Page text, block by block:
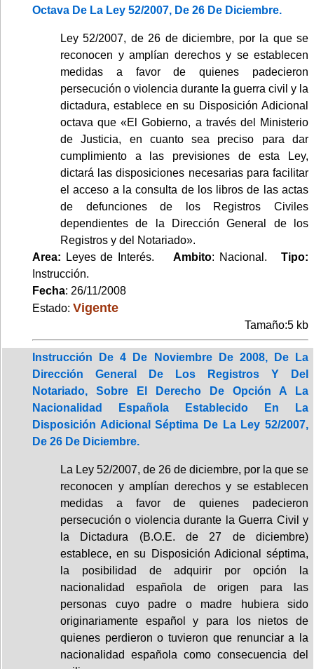
Octava De La Ley 52/2007, De 26 De Diciembre.
Ley 52/2007, de 26 de diciembre, por la que se
reconocen y amplían derechos y se establecen
medidas a favor de quienes padecieron
persecución o violencia durante la guerra civil y la
dictadura, establece en su Disposición Adicional
octava que «El Gobierno, a través del Ministerio
de Justicia, en cuanto sea preciso para dar
cumplimiento a las previsiones de esta Ley,
dictará las disposiciones necesarias para facilitar
el acceso a la consulta de los libros de las actas
de defunciones de los Registros Civiles
dependientes de la Dirección General de los
Registros y del Notariado».
Area: Leyes de Interés.Ambito: Nacional.Tipo:
Instrucción.
Fecha: 26/11/2008
Estado: Vigente
Tamaño:5 kb
Instrucción De 4 De Noviembre De 2008, De La
Dirección General De Los Registros Y Del
Notariado, Sobre El Derecho De Opción A La
Nacionalidad Española Establecido En La
Disposición Adicional Séptima De La Ley 52/2007,
De 26 De Diciembre.
La Ley 52/2007, de 26 de diciembre, por la que se
reconocen y amplían derechos y se establecen
medidas a favor de quienes padecieron
persecución o violencia durante la Guerra Civil y
la Dictadura (B.O.E. de 27 de diciembre)
establece, en su Disposición Adicional séptima,
la posibilidad de adquirir por opción la
nacionalidad española de origen para las
personas cuyo padre o madre hubiera sido
originariamente español y para los nietos de
quienes perdieron o tuvieron que renunciar a la
nacionalidad española como consecuencia del